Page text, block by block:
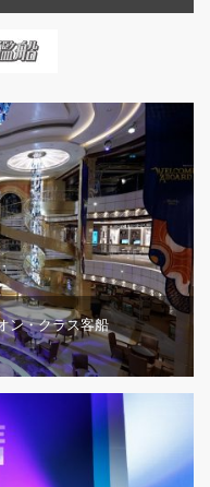
ン・クラス客船